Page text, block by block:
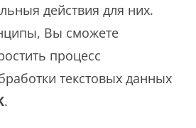
действия для них.
Вы сможете
процесс
текстовых данных
.